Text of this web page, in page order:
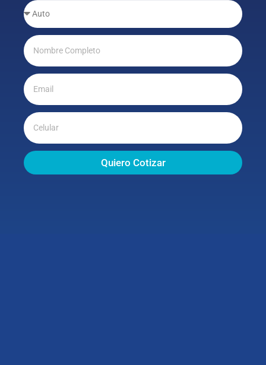
Quiero Cotizar